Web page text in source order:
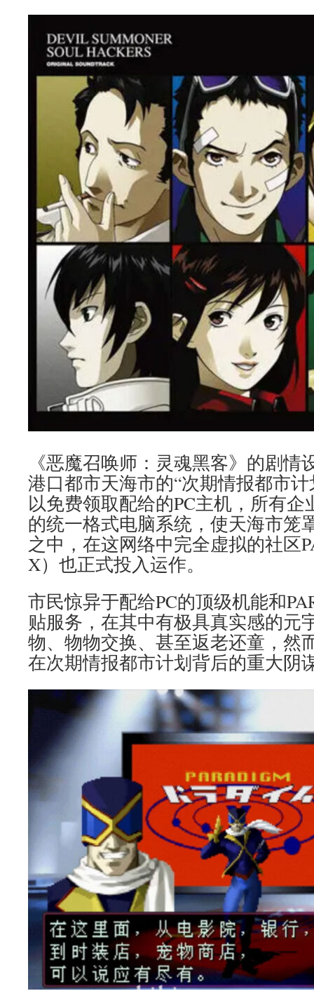
《恶魔召唤师：灵魂黑客》的剧情
港口都市天海市的“次期情报都市
以免费领取配给的PC主机，所有
的统一格式电脑系统，使天海市笼
之中，在这网络中完全虚拟的社区
X）也正式投入运作。
市民惊异于配给PC的顶级机能和
贴服务，在其中有极具真实感的元
物、物物交换、甚至返老还童，然
在次期情报都市计划背后的重大